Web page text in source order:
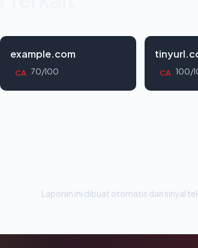
example.com
CA 70/100 CA 100/
Laporan ini dibuat otomatis dari sinyal